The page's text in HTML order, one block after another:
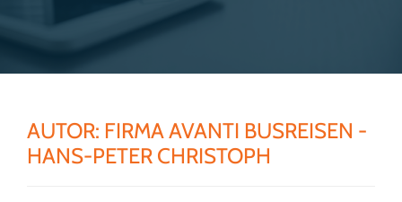
AUTOR: FIRMA AVANTI BUSREISEN -
HANS-PETER CHRISTOPH